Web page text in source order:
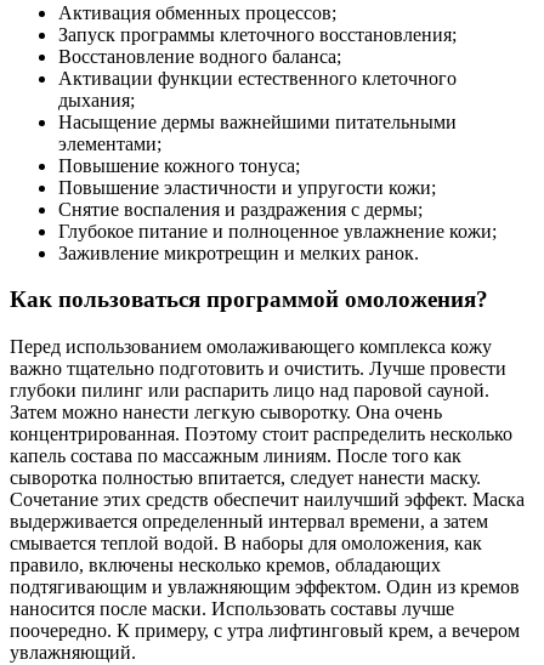
Активация обменных процессов;
Запуск программы клеточного восстановления;
Восстановление водного баланса;
Активации функции естественного клеточного
дыхания;
Насыщение дермы важнейшими питательными
элементами;
Повышение кожного тонуса;
Повышение эластичности и упругости кожи;
Снятие воспаления и раздражения с дермы;
Глубокое питание и полноценное увлажнение кожи;
Заживление микротрещин и мелких ранок.
Как пользоваться программой омоложения?
Перед использованием омолаживающего комплекса кожу
важно тщательно подготовить и очистить. Лучше провести
глубоки пилинг или распарить лицо над паровой сауной.
Затем можно нанести легкую сыворотку. Она очень
концентрированная. Поэтому стоит распределить несколько
капель состава по массажным линиям. После того как
сыворотка полностью впитается, следует нанести маску.
Сочетание этих средств обеспечит наилучший эффект. Маска
выдерживается определенный интервал времени, а затем
смывается теплой водой. В наборы для омоложения, как
правило, включены несколько кремов, обладающих
подтягивающим и увлажняющим эффектом. Один из кремов
наносится после маски. Использовать составы лучше
поочередно. К примеру, с утра лифтинговый крем, а вечером
увлажняющий.